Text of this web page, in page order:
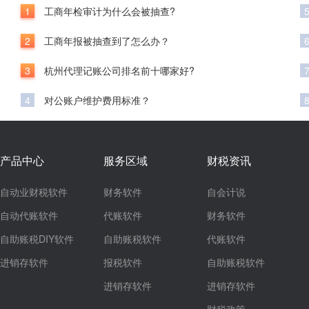
1 工商年检审计为什么会被抽查?
2 工商年报被抽查到了怎么办？
3 杭州代理记账公司排名前十哪家好?
4 对公账户维护费用标准？
5
6
7
8
产品中心
自动业财税软件
自动代账软件
自助账税DIY软件
进销存软件
服务区域
财务软件
代账软件
自助账税软件
报税软件
进销存软件
财税资讯
自会计说
财务软件
代账软件
自助账税软件
进销存软件